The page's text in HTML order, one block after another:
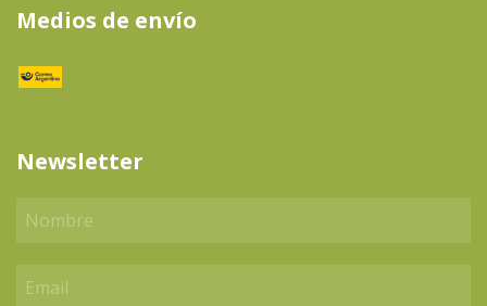
Medios de envío
Newsletter